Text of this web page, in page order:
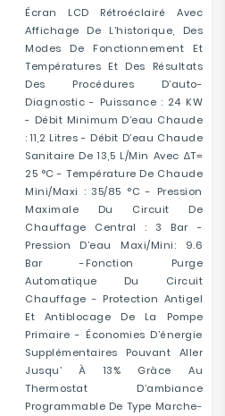
Écran LCD Rétroéclairé Avec
Affichage De L’historique, Des
Modes De Fonctionnement Et
Températures Et Des Résultats
Des Procédures D’auto-
Diagnostic - Puissance : 24 KW
- Débit Minimum D’eau Chaude
: 11,2 Litres - Débit D’eau Chaude
Sanitaire De 13,5 L/min Avec ∆T=
25 °C - Température De Chaude
Mini/maxi : 35/85 °C - Pression
Maximale Du Circuit De
Chauffage Central : 3 Bar -
Pression D’eau Maxi/mini: 9.6
Bar -Fonction Purge
Automatique Du Circuit
Chauffage - Protection Antigel
Et Antiblocage De La Pompe
Primaire - Économies D’énergie
Supplémentaires Pouvant Aller
Jusqu’ À 13% Grâce Au
Thermostat D’ambiance
Programmable De Type Marche-